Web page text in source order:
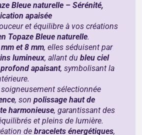
Bleue naturelle – Sérénité,
apaisée
et équilibre à vos créations
Topaze Bleue naturelle.
et 8 mm, elles séduisent par
lumineux, allant dubleu ciel
apaisant, symbolisant la
sélectionnée
, sonpolissage haut de
harmonieuse, garantissant des
et pleins de lumière.
debracelets énergétiques,